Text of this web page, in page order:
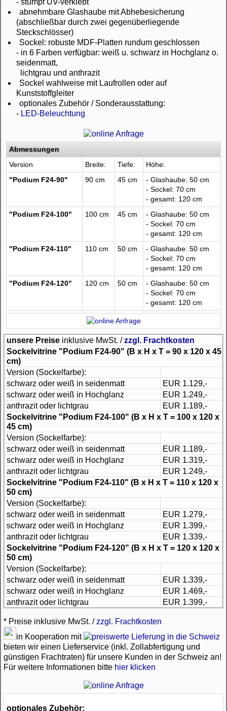
- stumpf UV-verklebt
abnehmbare Glashaube mit Abhebesicherung
(abschließbar durch zwei gegenüberliegende
Steckschlösser)
Sockel: robuste MDF-Platten rundum geschlossen
- in 6 Farben verfügbar: weiß u. schwarz in Hochglanz o.
seidenmatt,
lichtgrau und anthrazit
Sockel wahlweise mit Laufrollen oder auf
Kunststoffgleiter
optionales Zubehör / Sonderausstattung:
- LED-Beleuchtung
Abmessungen
Version
Breite: Tiefe:
Höhe:
"Podium F24-90"
90 cm 45 cm
- Glashaube: 50 cm
- Sockel: 70 cm
- gesamt: 120 cm
"Podium F24-100"
100 cm 45 cm
- Glashaube: 50 cm
- Sockel: 70 cm
- gesamt: 120 cm
"Podium F24-110"
110 cm 50 cm
- Glashaube: 50 cm
- Sockel: 70 cm
- gesamt: 120 cm
"Podium F24-120"
120 cm 50 cm
- Glashaube: 50 cm
- Sockel: 70 cm
- gesamt: 120 cm
unsere Preise inklusive MwSt. /zzgl. Frachtkosten
Sockelvitrine "Podium F24-90" (B x H x T = 90 x 120 x 45
cm)
Version (Sockelfarbe):
schwarz oder weiß in seidenmatt
EUR 1.129,-
schwarz oder weiß in Hochglanz
EUR 1.249,-
anthrazit oder lichtgrau
EUR 1.189,-
Sockelvitrine "Podium F24-100" (B x H x T = 100 x 120 x
45 cm)
Version (Sockelfarbe):
schwarz oder weiß in seidenmatt
EUR 1.189,-
schwarz oder weiß in Hochglanz
EUR 1.319,-
anthrazit oder lichtgrau
EUR 1.249,-
Sockelvitrine "Podium F24-110" (B x H x T = 110 x 120 x
50 cm)
Version (Sockelfarbe):
schwarz oder weiß in seidenmatt
EUR 1.279,-
schwarz oder weiß in Hochglanz
EUR 1.399,-
anthrazit oder lichtgrau
EUR 1.339,-
Sockelvitrine "Podium F24-120" (B x H x T = 120 x 120 x
50 cm)
Version (Sockelfarbe):
schwarz oder weiß in seidenmatt
EUR 1.339,-
schwarz oder weiß in Hochglanz
EUR 1.469,-
anthrazit oder lichtgrau
EUR 1.399,-
* Preise inklusive MwSt. /zzgl. Frachtkosten
in Kooperation mit
bieten wir einen Lieferservice (inkl. Zollabfertigung und
günstigen Frachtraten) für unsere Kunden in der Schweiz an!
Für weitere Informationen bitte hier klicken
optionales Zubehör: